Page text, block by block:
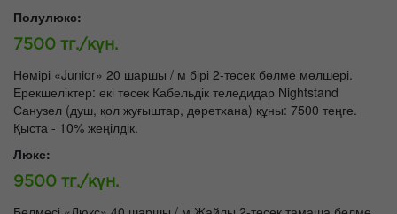
Полулюкс:
7500 тг./күн.
Нөмірі «Junior» 20 шаршы / м бірі 2-төсек бөлме мөлшері.
Ерекшеліктер: екі төсек Кабельдік теледидар Nightstand
Санузел (душ, қол жуғыштар, дәретхана) құны: 7500 теңге.
Қыста - 10% жеңілдік.
Люкс:
9500 тг./күн.